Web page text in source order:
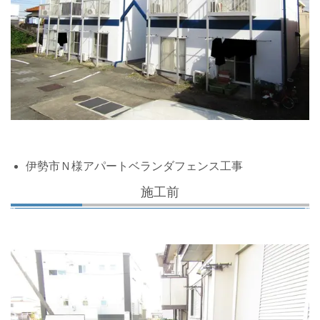
伊勢市Ｎ様アパートベランダフェンス工事
施工前